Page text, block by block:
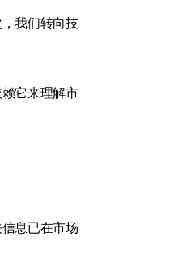
我们转向技
它来理解市
息已在市场